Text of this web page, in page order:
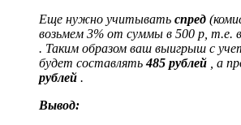
Еще нужно учитывать спред
возьмем 3% от суммы в 500 р, т.е.
. Таким образом ваш выигрыш с
будет составлять485 рублей , а
рублей .
Вывод: